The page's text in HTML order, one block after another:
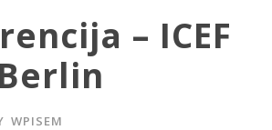
– ICEF
WPISEM